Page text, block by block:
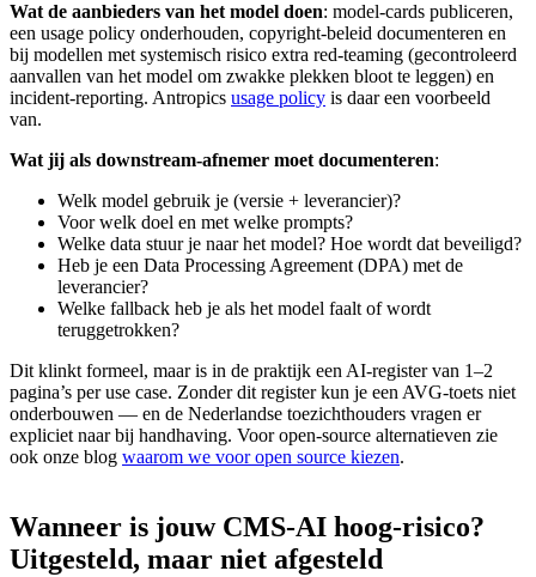
Wat de aanbieders van het model doen: model-cards publiceren,
een usage policy onderhouden, copyright-beleid documenteren en
bij modellen met systemisch risico extra red-teaming (gecontroleerd
aanvallen van het model om zwakke plekken bloot te leggen) en
incident-reporting. Antropics usage policy is daar een voorbeeld
van.
Wat jij als downstream-afnemer moet documenteren:
Welk model gebruik je (versie + leverancier)?
Voor welk doel en met welke prompts?
Welke data stuur je naar het model? Hoe wordt dat beveiligd?
Heb je een Data Processing Agreement (DPA) met de
leverancier?
Welke fallback heb je als het model faalt of wordt
teruggetrokken?
Dit klinkt formeel, maar is in de praktijk een AI-register van 1–2
pagina’s per use case. Zonder dit register kun je een AVG-toets niet
onderbouwen — en de Nederlandse toezichthouders vragen er
expliciet naar bij handhaving. Voor open-source alternatieven zie
ook onze blog waarom we voor open source kiezen.
Wanneer is jouw CMS-AI hoog-risico?
Uitgesteld, maar niet afgesteld